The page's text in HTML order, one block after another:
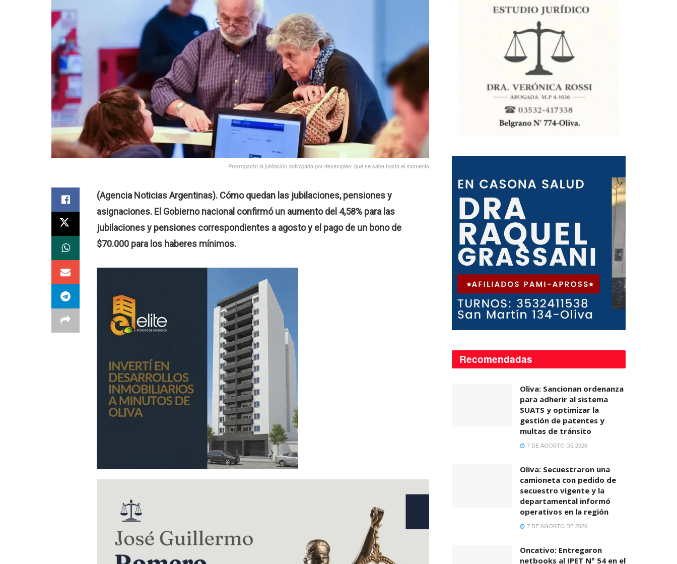
Prorrogarán la jubilación anticipada por desempleo: qué se sabe hasta el momento
(Agencia Noticias Argentinas). Cómo quedan las jubilaciones, pensiones y
asignaciones. El Gobierno nacional confirmó un aumento del 4,58% para las
jubilaciones y pensiones correspondientes a agosto y el pago de un bono de
$70.000 para los haberes mínimos.
Recomendadas
Oliva: Sancionan ordenanza
para adherir al sistema
SUATS y optimizar la
gestión de patentes y
multas de tránsito
7 DE AGOSTO DE 2026
Oliva: Secuestraron una
camioneta con pedido de
secuestro vigente y la
departamental informó
operativos en la región
7 DE AGOSTO DE 2026
Oncativo: Entregaron
netbooks al IPET N° 54 en el